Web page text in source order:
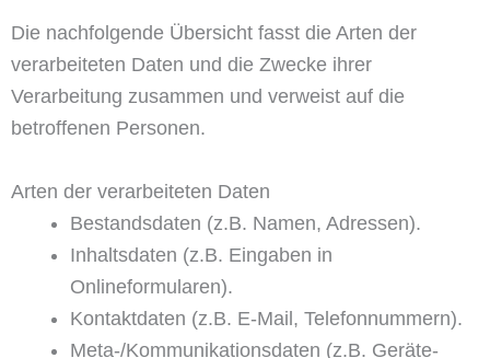
Die nachfolgende Übersicht fasst die Arten der
verarbeiteten Daten und die Zwecke ihrer
Verarbeitung zusammen und verweist auf die
betroffenen Personen.
Arten der verarbeiteten Daten
Bestandsdaten (z.B. Namen, Adressen).
Inhaltsdaten (z.B. Eingaben in
Onlineformularen).
Kontaktdaten (z.B. E-Mail, Telefonnummern).
Meta-/Kommunikationsdaten (z.B. Geräte-